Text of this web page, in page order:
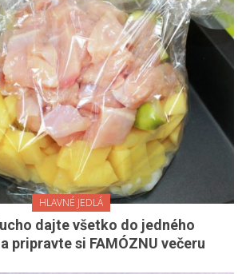
HLAVNÉ JEDLÁ
dajte všetko do jedného
pripravte si FAMÓZNU večeru